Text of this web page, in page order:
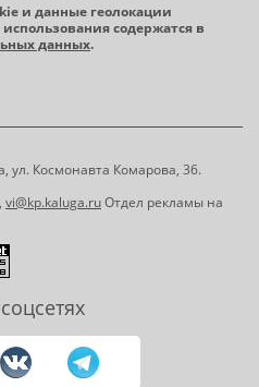
и данные геолокации
содержатся в
данных.
ул. Космонавта Комарова, 36.
, vi@kp.kaluga.ruОтдел рекламы на